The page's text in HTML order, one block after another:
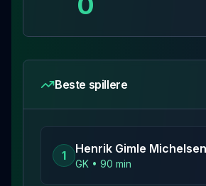
Beste spillere
1 Henrik Gimle Michelsen
GK • 90 min